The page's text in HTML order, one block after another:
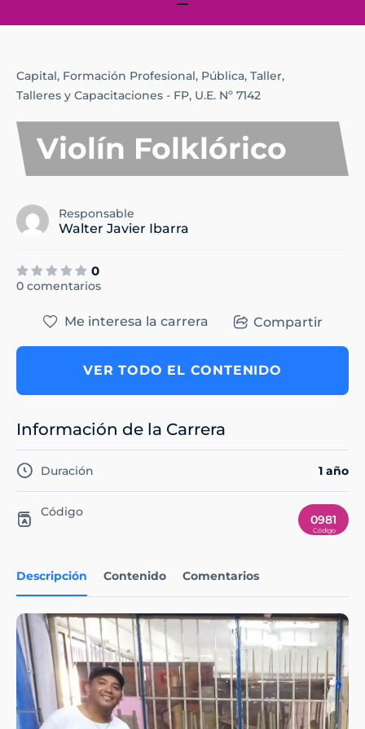
Capital, Formación Profesional, Pública, Taller,
Talleres y Capacitaciones - FP, U.E. Nº 7142
Violín Folklórico
Responsable
Walter Javier Ibarra
0
0 comentarios
Descripción Contenido Comentarios
Me interesa la carrera Compartir
VER TODO EL CONTENIDO
Información de la Carrera
Duración 1 año
Código
0981